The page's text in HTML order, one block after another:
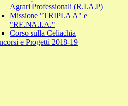
Agrari Professionali (R.I.A.P)
Missione "TRIPLA A" e
"RE.NA.I.A."
Corso sulla Celiachia
e Progetti 2018-19